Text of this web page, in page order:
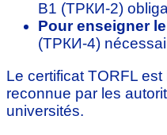
B1 (ТРКИ-2)
Pour enseigner
(ТРКИ-4)
Le certificat TORFL
reconnue par les
universités.